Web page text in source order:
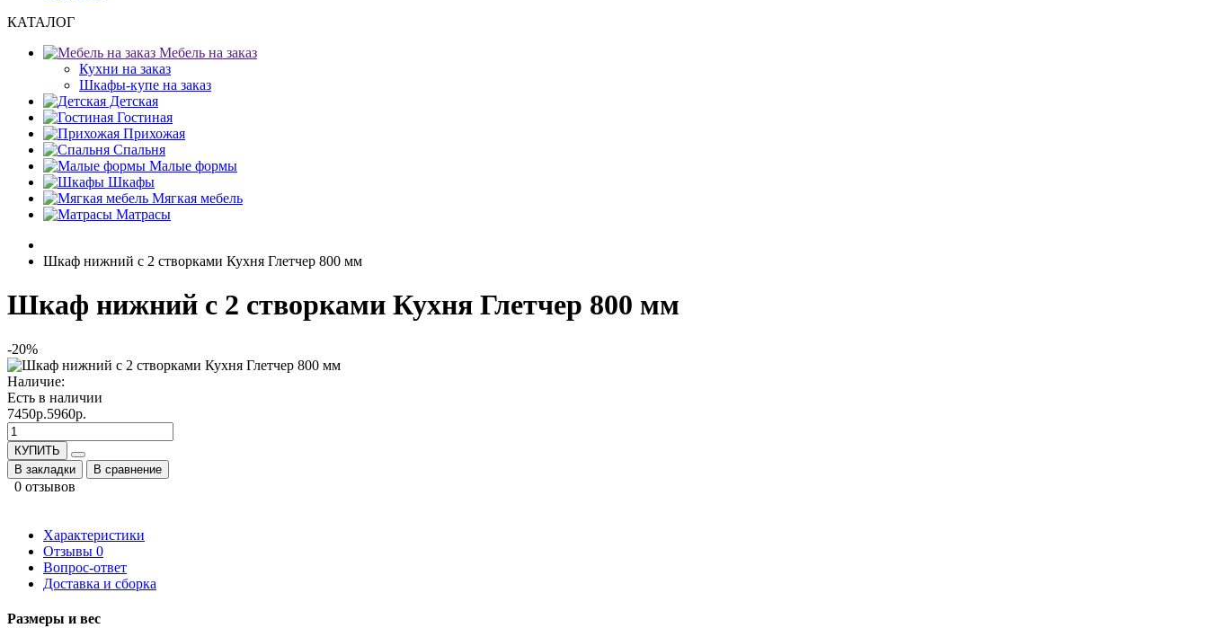
КАТАЛОГ
Мебель на заказ
Кухни на заказ
Шкафы-купе на заказ
Детская
Гостиная
Прихожая
Спальня
Малые формы
Шкафы
Мягкая мебель
Матрасы
Шкаф нижний с 2 створками Кухня Глетчер 800 мм
Шкаф нижний с 2 створками Кухня Глетчер 800 мм
-20%
Наличие:
Есть в наличии
7450р.5960р.
КУПИТЬ
В закладки
В сравнение
0 отзывов
Характеристики
Отзывы 0
Вопрос-ответ
Доставка и сборка
Размеры и вес